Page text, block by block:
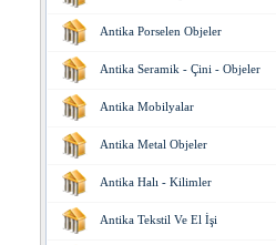
Antika Porselen Objeler
Antika Seramik - Çini - Objeler
Antika Mobilyalar
Antika Metal Objeler
Antika Halı - Kilimler
Antika Tekstil Ve El İşi